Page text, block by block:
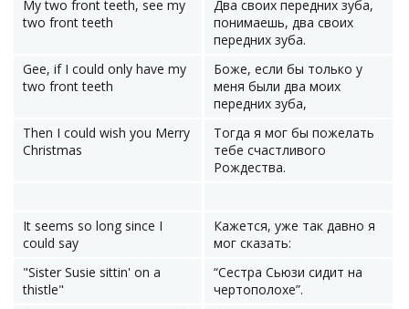
My two front teeth, see my
two front teeth
Два своих передних зуба,
понимаешь, два своих
передних зуба.
Gee, if I could only have my
two front teeth
Боже, если бы только у
меня были два моих
передних зуба,
Then I could wish you Merry
Christmas
Тогда я мог бы пожелать
тебе счастливого
Рождества.
It seems so long since I
could say
Кажется, уже так давно я
мог сказать:
"Sister Susie sittin' on a
thistle"
“Сестра Сьюзи сидит на
чертополохе”.